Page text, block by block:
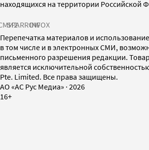
находящихся на территории Российской
SPARROWINFOX
Перепечатка материалов и
в том числе и в электронных СМИ,
письменного разрешения редакции.
является исключительной
Pte. Limited. Все права защищены.
AO «АС Рус Медиа» · 2026
16+